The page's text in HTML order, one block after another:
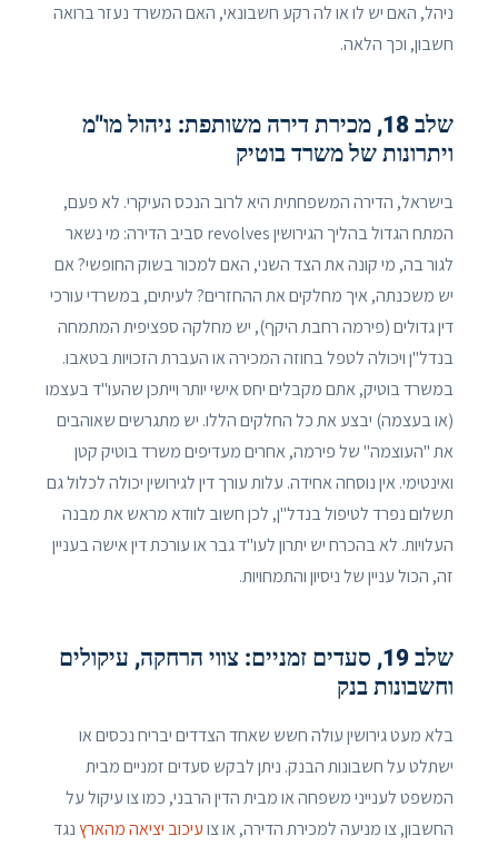
ניהל, האם יש לו או לה רקע חשבונאי, האם המשרד נעזר ברואה
חשבון, וכך הלאה.
שלב 18, מכירת דירה משותפת: ניהול מו"מ
ויתרונות של משרד בוטיק
בישראל, הדירה המשפחתית היא לרוב הנכס העיקרי. לא פעם,
המתח הגדול בהליך הגירושין revolves סביב הדירה: מי נשאר
לגור בה, מי קונה את הצד השני, האם למכור בשוק החופשי? אם
יש משכנתה, איך מחלקים את ההחזרים? לעיתים, במשרדי עורכי
דין גדולים (פירמה רחבת היקף), יש מחלקה ספציפית המתמחה
בנדל"ן ויכולה לטפל בחוזה המכירה או העברת הזכויות בטאבו.
במשרד בוטיק, אתם מקבלים יחס אישי יותר וייתכן שהעו"ד בעצמו
(או בעצמה) יבצע את כל החלקים הללו. יש מתגרשים שאוהבים
את "העוצמה" של פירמה, אחרים מעדיפים משרד בוטיק קטן
ואינטימי. אין נוסחה אחידה. עלות עורך דין לגירושין יכולה לכלול גם
תשלום נפרד לטיפול בנדל"ן, לכן חשוב לוודא מראש את מבנה
העלויות. לא בהכרח יש יתרון לעו"ד גבר או עורכת דין אישה בעניין
זה, הכול עניין של ניסיון והתמחויות.
שלב 19, סעדים זמניים: צווי הרחקה, עיקולים
וחשבונות בנק
בלא מעט גירושין עולה חשש שאחד הצדדים יבריח נכסים או
ישתלט על חשבונות הבנק. ניתן לבקש סעדים זמניים מבית
המשפט לענייני משפחה או מבית הדין הרבני, כמו צו עיקול על
החשבון, צו מניעה למכירת הדירה, או צועיכוב יציאה מהארץנגד